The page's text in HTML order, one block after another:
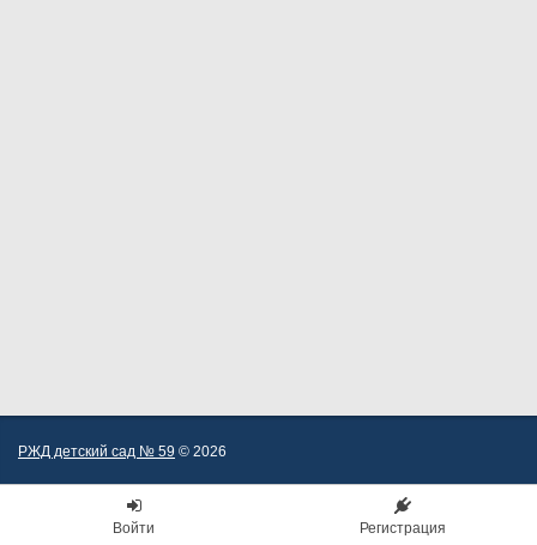
РЖД детский сад № 59 © 2026
Войти Регистрация